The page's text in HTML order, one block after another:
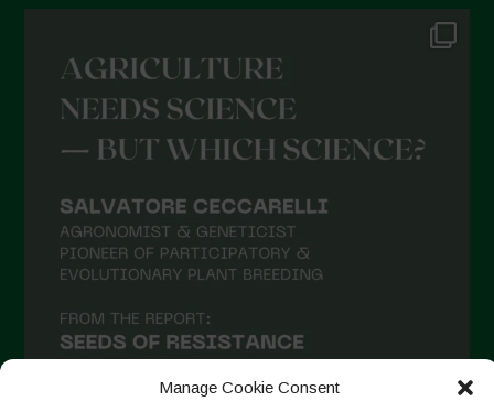
Manage Cookie Consent
Settembre 2021
Agosto 2021
Luglio 2021
Aprile 2021
Febbraio 2021